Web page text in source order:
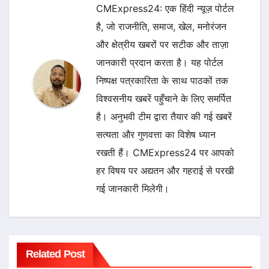
CMExpress24: एक हिंदी न्यूज़ पोर्टल
है, जो राजनीति, समाज, खेल, मनोरंजन
और क्षेत्रीय खबरों पर सटीक और ताज़ा
जानकारी प्रदान करता है। यह पोर्टल
निष्पक्ष पत्रकारिता के साथ पाठकों तक
विश्वसनीय खबरें पहुँचाने के लिए समर्पित
है। अनुभवी टीम द्वारा तैयार की गई खबरें
सत्यता और गुणवत्ता का विशेष ध्यान
रखती हैं। CMExpress24 पर आपको
हर विषय पर अद्यतन और गहराई से परखी
गई जानकारी मिलेगी।
Related Post